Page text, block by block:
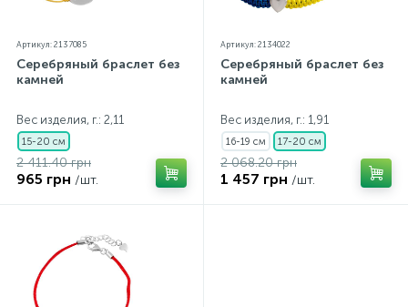
Артикул: 2137085
Серебряный браслет без
камней
Вес изделия, г.: 2,11
15-20 см
2 411.40 грн
965 грн /шт.
Артикул: 2134022
Серебряный браслет без
камней
Вес изделия, г.: 1,91
16-19 см 17-20 см
2 068.20 грн
1 457 грн /шт.